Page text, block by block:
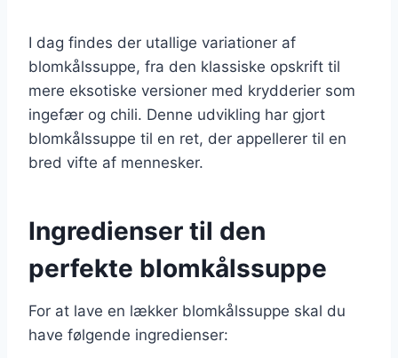
I dag findes der utallige variationer af
blomkålssuppe, fra den klassiske opskrift til
mere eksotiske versioner med krydderier som
ingefær og chili. Denne udvikling har gjort
blomkålssuppe til en ret, der appellerer til en
bred vifte af mennesker.
Ingredienser til den
perfekte blomkålssuppe
For at lave en lækker blomkålssuppe skal du
have følgende ingredienser: